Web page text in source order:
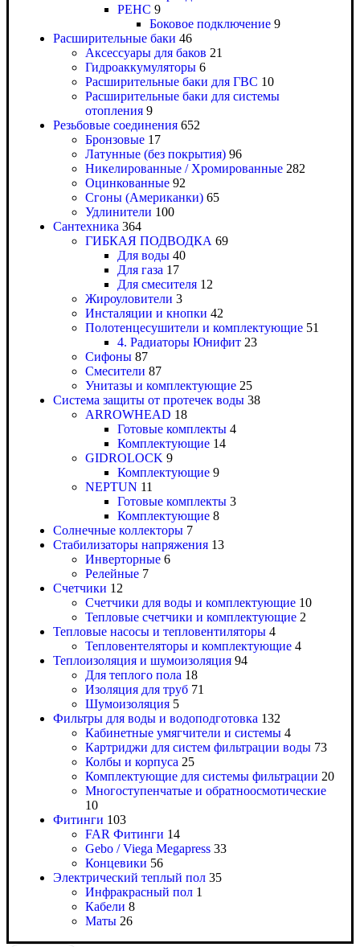
РЕНС 9
Боковое подключение 9
Расширительные баки 46
Аксессуары для баков 21
Гидроаккумуляторы 6
Расширительные баки для ГВС 10
Расширительные баки для системы
отопления 9
Резьбовые соединения 652
Бронзовые 17
Латунные (без покрытия) 96
Никелированные / Хромированные 282
Оцинкованные 92
Сгоны (Американки) 65
Удлинители 100
Сантехника 364
ГИБКАЯ ПОДВОДКА 69
Для воды 40
Для газа 17
Для смесителя 12
Жироуловители 3
Инсталяции и кнопки 42
Полотенцесушители и комплектующие 51
4. Радиаторы Юнифит 23
Сифоны 87
Смесители 87
Унитазы и комплектующие 25
Система защиты от протечек воды 38
ARROWHEAD 18
Готовые комплекты 4
Комплектующие 14
GIDROLOCK 9
Комплектующие 9
NEPTUN 11
Готовые комплекты 3
Комплектующие 8
Солнечные коллекторы 7
Стабилизаторы напряжения 13
Инверторные 6
Релейные 7
Счетчики 12
Счетчики для воды и комплектующие 10
Тепловые счетчики и комплектующие 2
Тепловые насосы и тепловентиляторы 4
Тепловентеляторы и комплектующие 4
Теплоизоляция и шумоизоляция 94
Для теплого пола 18
Изоляция для труб 71
Шумоизоляция 5
Фильтры для воды и водоподготовка 132
Кабинетные умягчители и системы 4
Картриджи для систем фильтрации воды 73
Колбы и корпуса 25
Комплектующие для системы фильтрации 20
Многоступенчатые и обратноосмотические
10
Фитинги 103
FAR Фитинги 14
Gebo / Viega Megapress 33
Концевики 56
Электрический теплый пол 35
Инфракрасный пол 1
Кабели 8
Маты 26